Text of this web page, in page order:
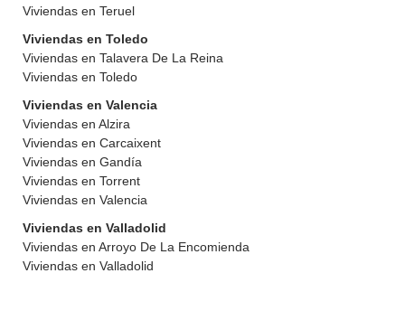
Viviendas en Teruel
Viviendas en Toledo
Viviendas en Talavera De La Reina
Viviendas en Toledo
Viviendas en Valencia
Viviendas en Alzira
Viviendas en Carcaixent
Viviendas en Gandía
Viviendas en Torrent
Viviendas en Valencia
Viviendas en Valladolid
Viviendas en Arroyo De La Encomienda
Viviendas en Valladolid